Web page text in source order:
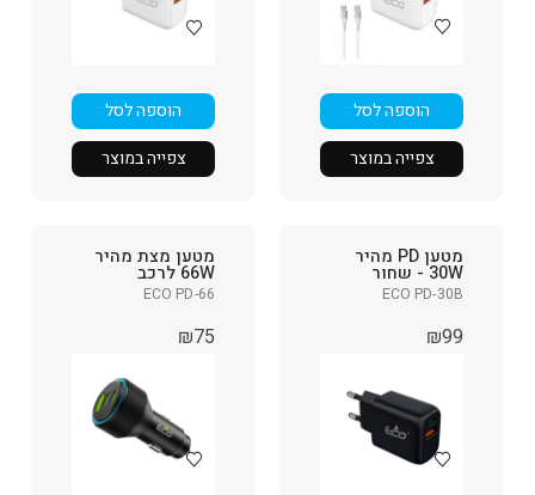
הוספה לסל
צפייה במוצר
הוספה לסל
צפייה במוצר
מטען PD מהיר
30W - שחור
ECO PD-30B
₪99
מטען מצת מהיר
66W לרכב
ECO PD-66
₪75